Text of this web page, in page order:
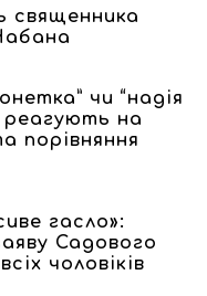
священника
чи “надія
реагують на
порівняння
гасло»:
Садового
чоловіків